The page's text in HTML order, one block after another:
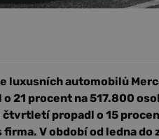
luxusních automobilů
21 procent na 517.800
propadl o 15
V období od ledna do